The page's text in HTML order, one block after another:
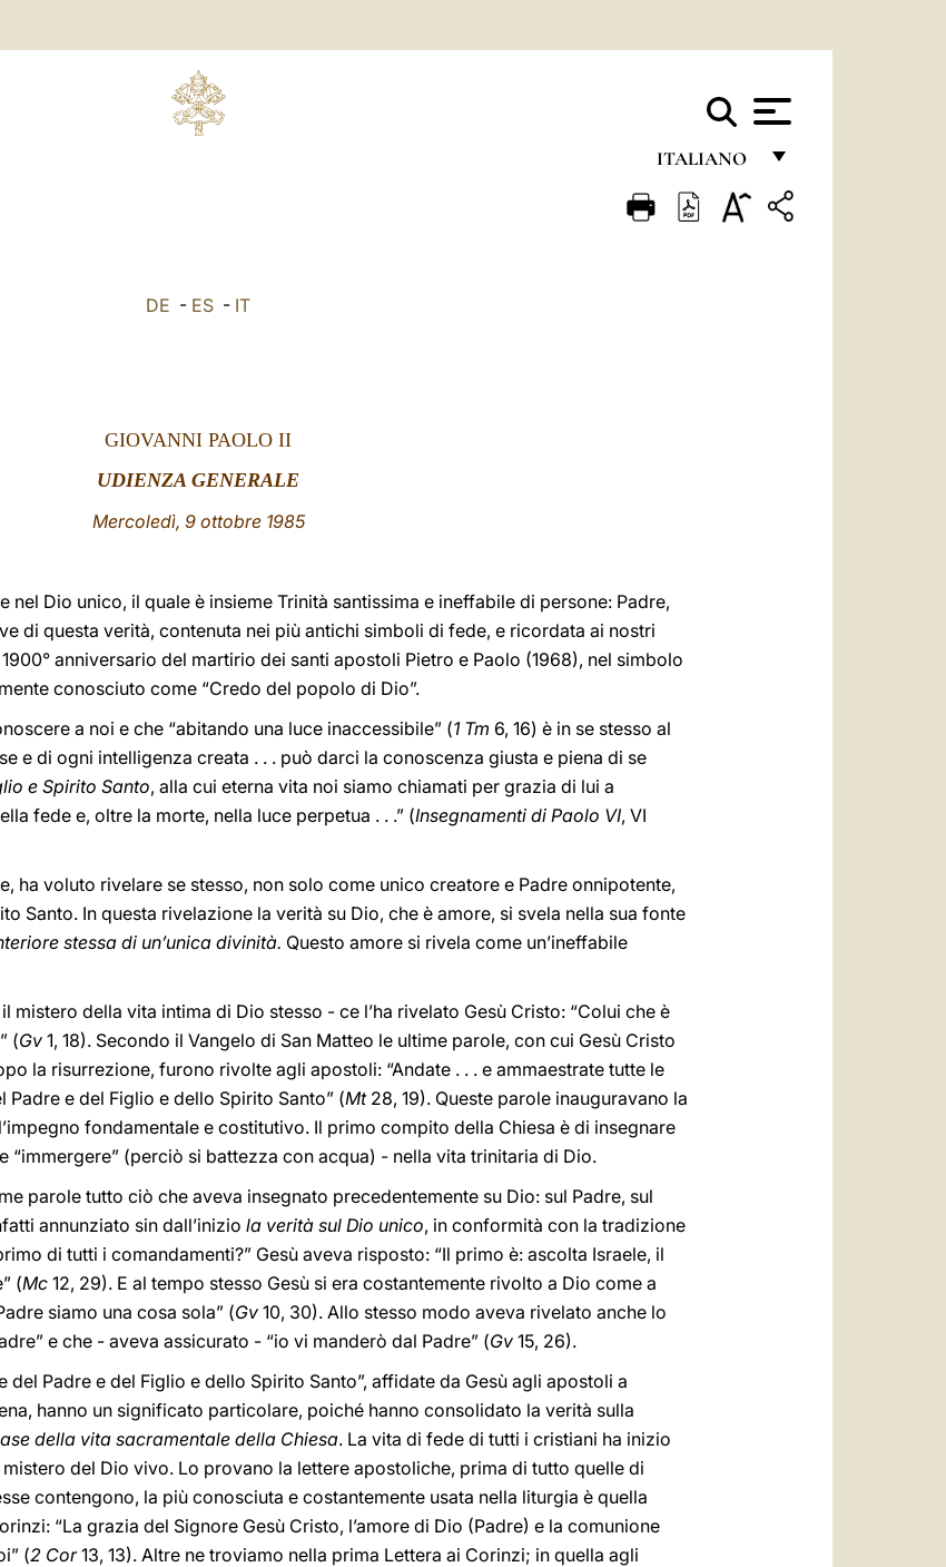
ITALIANO
FRANÇAIS
LATINE
DE - ES - IT
GIOVANNI PAOLO II
UDIENZA GENERALE
Mercoledì, 9 ottobre 1985
nel Dio unico, il quale è insieme Trinità santissima e ineffabile di persone: Padre,
di questa verità, contenuta nei più antichi simboli di fede, e ricordata ai nostri
anniversario del martirio dei santi apostoli Pietro e Paolo (1968), nel simbolo
conosciuto come “Credo del popolo di Dio”.
a noi e che “abitando una luce inaccessibile” (1 Tm 6, 16) è in se stesso al
e di ogni intelligenza creata . . . può darci la conoscenza giusta e piena di se
e Spirito Santo, alla cui eterna vita noi siamo chiamati per grazia di lui a
fede e, oltre la morte, nella luce perpetua . . .” (Insegnamenti di Paolo VI, VI
ha voluto rivelare se stesso, non solo come unico creatore e Padre onnipotente,
Santo. In questa rivelazione la verità su Dio, che è amore, si svela nella sua fonte
stessa di un’unica divinità. Questo amore si rivela come un’ineffabile
mistero della vita intima di Dio stesso - ce l’ha rivelato Gesù Cristo: “Colui che è
(Gv 1, 18). Secondo il Vangelo di San Matteo le ultime parole, con cui Gesù Cristo
la risurrezione, furono rivolte agli apostoli: “Andate . . . e ammaestrate tutte le
e del Figlio e dello Spirito Santo” (Mt28, 19). Queste parole inauguravano la
fondamentale e costitutivo. Il primo compito della Chiesa è di insegnare
“immergere” (perciò si battezza con acqua) - nella vita trinitaria di Dio.
parole tutto ciò che aveva insegnato precedentemente su Dio: sul Padre, sul
annunziato sin dall’inizio la verità sul Dio unico, in conformità con la tradizione
di tutti i comandamenti?” Gesù aveva risposto: “Il primo è: ascolta Israele, il
(Mc 12, 29). E al tempo stesso Gesù si era costantemente rivolto a Dio come a
siamo una cosa sola” (Gv 10, 30). Allo stesso modo aveva rivelato anche lo
e che - aveva assicurato - “io vi manderò dal Padre” (Gv 15, 26).
del Padre e del Figlio e dello Spirito Santo”, affidate da Gesù agli apostoli a
hanno un significato particolare, poiché hanno consolidato la verità sulla
della vita sacramentale della Chiesa. La vita di fede di tutti i cristiani ha inizio
mistero del Dio vivo. Lo provano la lettere apostoliche, prima di tutto quelle di
contengono, la più conosciuta e costantemente usata nella liturgia è quella
“La grazia del Signore Gesù Cristo, l’amore di Dio (Padre) e la comunione
(2 Cor13, 13). Altre ne troviamo nella prima Lettera ai Corinzi; in quella agli